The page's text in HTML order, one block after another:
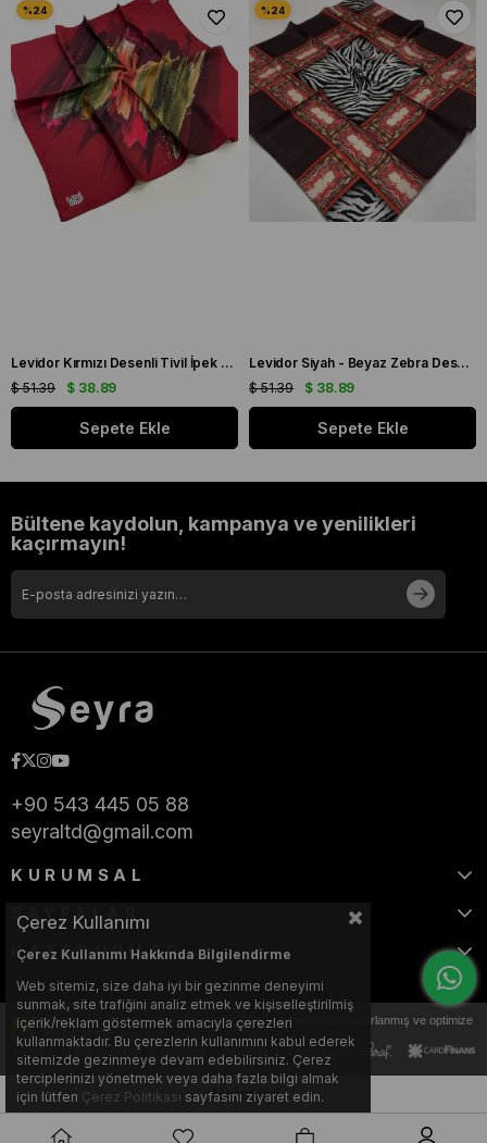
Levidor Kırmızı Desenli Tivil İpek Eşarp 19086
$ 38.89
$ 51.39
Sepete Ekle
Levidor Siyah - Beyaz Zebra Desen Tivil İpek Eşarp 20808
$ 38.89
$ 51.39
Sepete Ekle
Bültene kaydolun, kampanya ve yenilikleri
kaçırmayın!
+90 543 445 05 88
seyraltd@gmail.com
KURUMSAL
SAYFALAR
KATEGORİLER
Bu web sitesi, Nihat KILIÇARSLAN tarafından tasarlanmış ve optimize
edilmiştir.
Çerez Kullanımı
Çerez Kullanımı Hakkında Bilgilendirme
Web sitemiz, size daha iyi bir gezinme deneyimi
sunmak, site trafiğini analiz etmek ve kişiselleştirilmiş
içerik/reklam göstermek amacıyla çerezleri
kullanmaktadır. Bu çerezlerin kullanımını kabul ederek
sitemizde gezinmeye devam edebilirsiniz. Çerez
terciplerinizi yönetmek veya daha fazla bilgi almak
için lütfen Çerez Politikası sayfasını ziyaret edin.